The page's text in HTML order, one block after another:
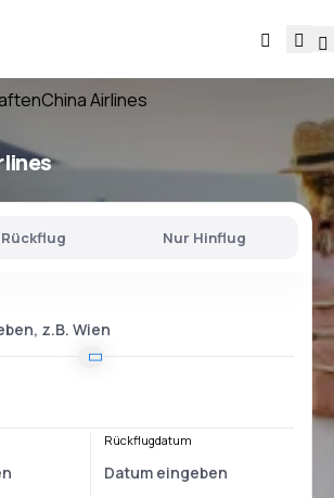
China Airlines
Nur Hinflug
Rückflugdatum